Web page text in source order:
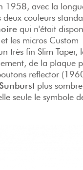
1958, avec la
couleurs
qui n'était
les micros Custom
très fin Slim Taper,
de la plaque
reflector
Sunburstplus
seule le symbole